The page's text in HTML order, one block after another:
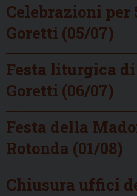
Celebrazioni per
Goretti (05/07)
Festa liturgica
Goretti (06/07)
Festa della
Rotonda (01/08)
Chiusura uffici